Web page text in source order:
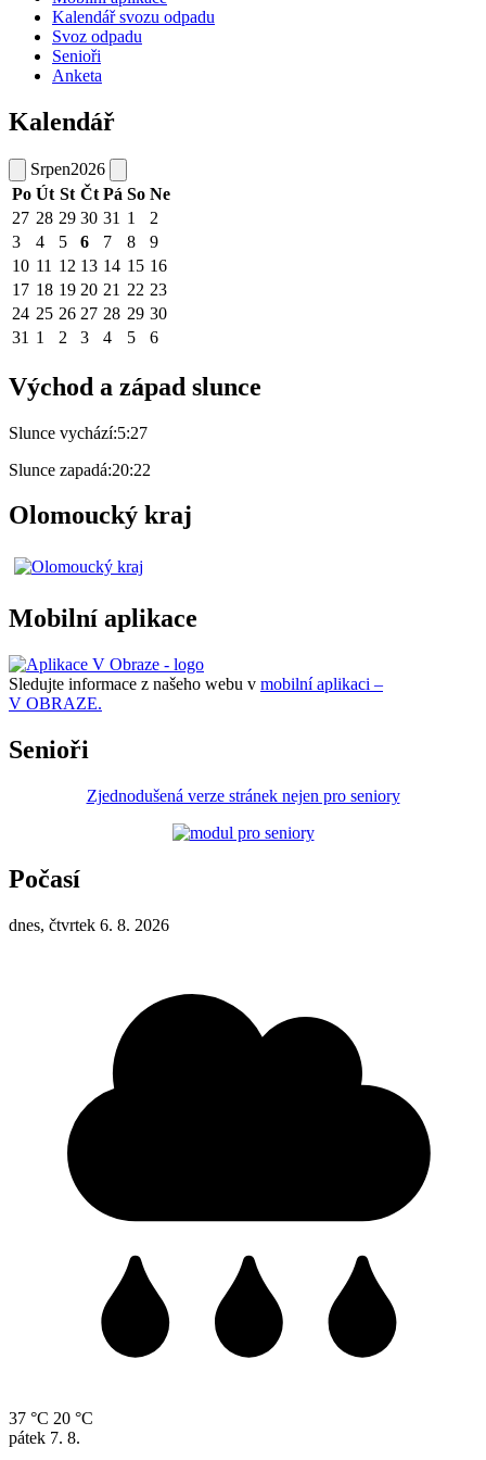
Kalendář svozu odpadu
Svoz odpadu
Senioři
Anketa
Kalendář
Srpen2026
Po Út St Čt Pá So Ne
27 28 29 30 31 1
2
3
4 5 6 7 8
9
10 11 12 13 14 15 16
17 18 19 20 21 22 23
24 25 26 27 28 29 30
31 1 2 3 4 5 6
Východ a západ slunce
Slunce vychází:5:27
Slunce zapadá:20:22
Olomoucký kraj
Mobilní aplikace
Sledujte informace z našeho webu v mobilní aplikaci –
V OBRAZE.
Senioři
Zjednodušená verze stránek nejen pro seniory
Počasí
dnes, čtvrtek 6. 8. 2026
37 °C 20 °C
pátek 7. 8.